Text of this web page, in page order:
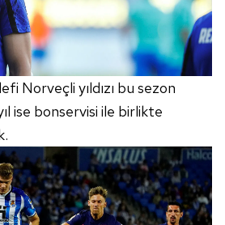
Norveçli yıldızı bu sezon
ise bonservisi ile birlikte